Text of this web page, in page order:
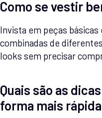
Como se vestir
Invista em peças
combinadas de
looks sem precisar
Quais são as
forma mais